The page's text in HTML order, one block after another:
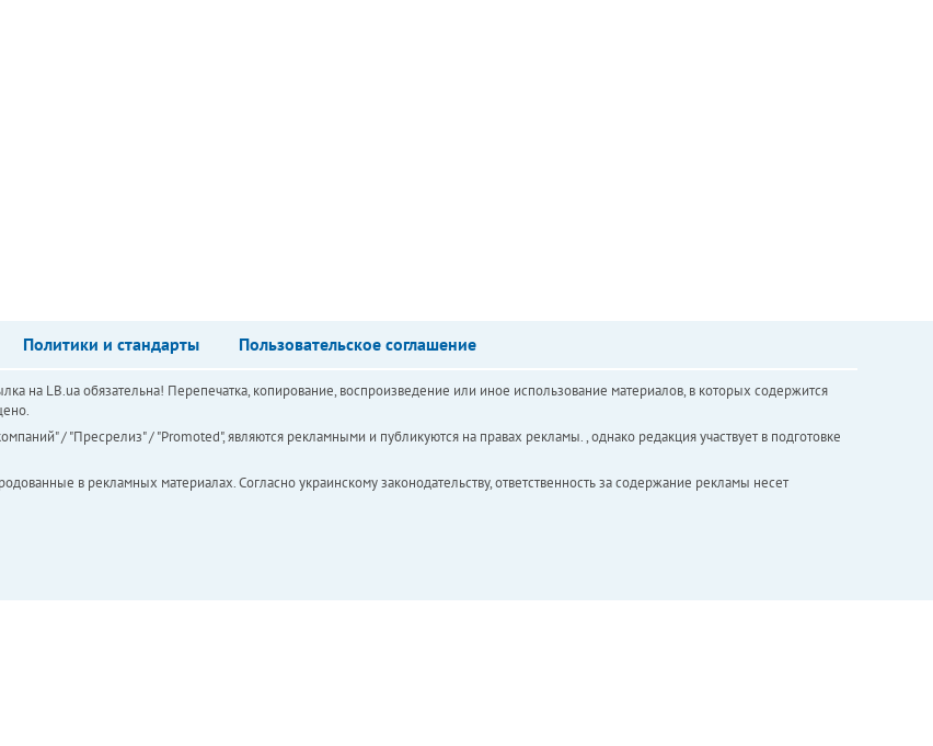
Политики и стандарты Пользовательское соглашение
на LB.ua обязательна! Перепечатка, копирование, воспроизведение или иное использование материалов, в которых содержится
/ "Пресрелиз" / "Promoted", являются рекламными и публикуются на правах рекламы. , однако редакция участвует в подготовке
в рекламных материалах. Согласно украинскому законодательству, ответственность за содержание рекламы несет